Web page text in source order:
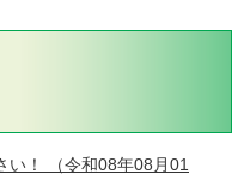
！
（令和08年08月01